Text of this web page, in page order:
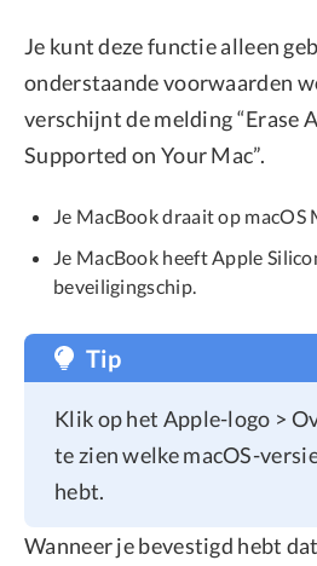
Je kunt deze functie alleen
onderstaande voorwaarden
verschijnt de melding “Erase
Supported on Your Mac”.
Je MacBook draait op
Je MacBook heeft Apple
beveiligingschip.
Tip
Klik op het Apple-logo >
te zien welke macOS-
hebt.
Wanneer je bevestigd hebt